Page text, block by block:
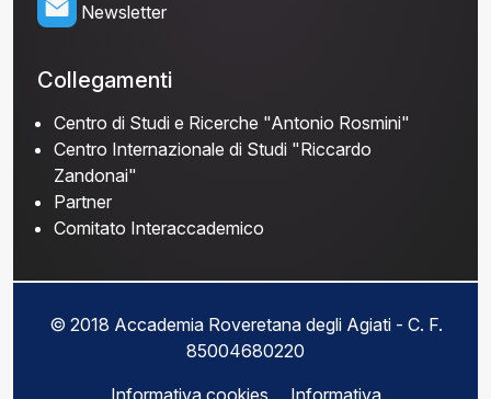
Newsletter
Collegamenti
Centro di Studi e Ricerche "Antonio Rosmini"
Centro Internazionale di Studi "Riccardo
Zandonai"
Partner
Comitato Interaccademico
© 2018 Accademia Roveretana degli Agiati - C. F.
85004680220